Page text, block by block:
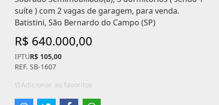
suíte ) com 2 vagas de garagem, para venda.
Batistini, São Bernardo do Campo (SP)
R$ 640.000,00
IPTUR$ 105,00
REF. SB-1607
Adicionar ao favoritos